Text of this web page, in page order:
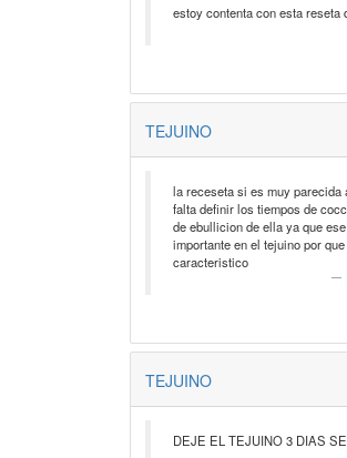
estoy contenta con esta reseta
TEJUINO
la receseta si es muy parecida
falta definir los tiempos de
de ebullicion de ella ya que
importante en el tejuino por
caracteristico
TEJUINO
DEJE EL TEJUINO 3 DIAS